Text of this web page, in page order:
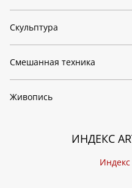
Скульптура
Смешанная техника
Живопись
ИНДЕКС